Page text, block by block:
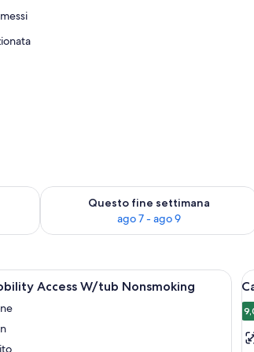
ago 8 - ago 9
Questo fine settimana
ago 7 - ago 9
Verifica la disponibilità per questo
con articoli da toilette.Una camera d'albergo con due letti,
Access W/tub Nonsmoking
le